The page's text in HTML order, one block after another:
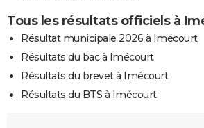
Tous les résultats officiels à
Résultat municipale 2026 à Imécourt
Résultats du bac à Imécourt
Résultats du brevet à Imécourt
Résultats du BTS à Imécourt